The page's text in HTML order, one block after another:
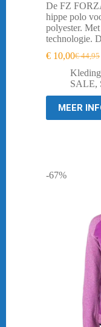
De FZ
hippe polo
polyester.
technologie.
€44,95
prijs
was:
€
€ 10,00Huidige
prijs
is:
€
Kleding
SALE,
MEER
-67%